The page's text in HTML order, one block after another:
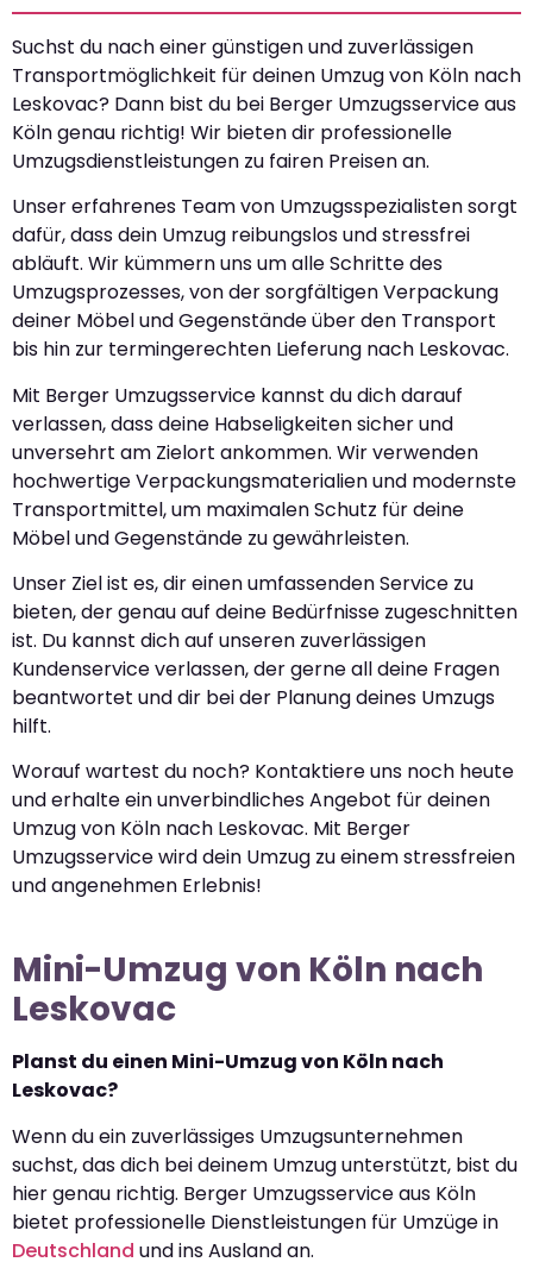
Suchst du nach einer günstigen und zuverlässigen
Transportmöglichkeit für deinen Umzug von Köln nach
Leskovac? Dann bist du bei Berger Umzugsservice aus
Köln genau richtig! Wir bieten dir professionelle
Umzugsdienstleistungen zu fairen Preisen an.
Unser erfahrenes Team von Umzugsspezialisten sorgt
dafür, dass dein Umzug reibungslos und stressfrei
abläuft. Wir kümmern uns um alle Schritte des
Umzugsprozesses, von der sorgfältigen Verpackung
deiner Möbel und Gegenstände über den Transport
bis hin zur termingerechten Lieferung nach Leskovac.
Mit Berger Umzugsservice kannst du dich darauf
verlassen, dass deine Habseligkeiten sicher und
unversehrt am Zielort ankommen. Wir verwenden
hochwertige Verpackungsmaterialien und modernste
Transportmittel, um maximalen Schutz für deine
Möbel und Gegenstände zu gewährleisten.
Unser Ziel ist es, dir einen umfassenden Service zu
bieten, der genau auf deine Bedürfnisse zugeschnitten
ist. Du kannst dich auf unseren zuverlässigen
Kundenservice verlassen, der gerne all deine Fragen
beantwortet und dir bei der Planung deines Umzugs
hilft.
Worauf wartest du noch? Kontaktiere uns noch heute
und erhalte ein unverbindliches Angebot für deinen
Umzug von Köln nach Leskovac. Mit Berger
Umzugsservice wird dein Umzug zu einem stressfreien
und angenehmen Erlebnis!
Mini-Umzug von Köln nach
Leskovac
Planst du einen Mini-Umzug von Köln nach
Leskovac?
Wenn du ein zuverlässiges Umzugsunternehmen
suchst, das dich bei deinem Umzug unterstützt, bist du
hier genau richtig. Berger Umzugsservice aus Köln
bietet professionelle Dienstleistungen für Umzüge in
Deutschland und ins Ausland an.